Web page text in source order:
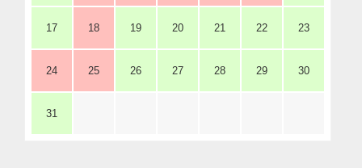
17 18 19 20 21 22 23
24 25 26 27 28 29 30
31